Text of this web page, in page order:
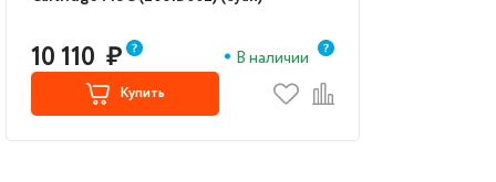
10 110 ₽ В наличии
Купить